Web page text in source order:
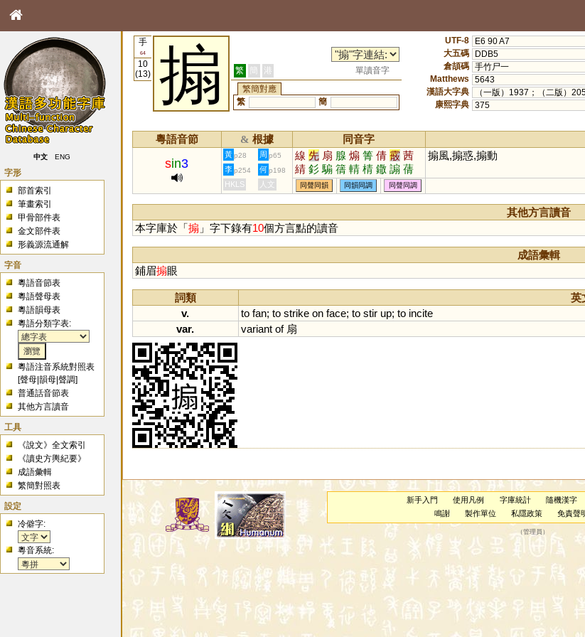
中文 ENG
字形
部首索引
筆畫索引
甲骨部件表
金文部件表
形義源流通解
字音
粵語音節表
粵語聲母表
粵語韻母表
粵語分類字表:
粵語注音系統對照表
[聲母 |韻母 |聲調]
普通話音節表
其他方言讀音
工具
《說文》全文索引
《讀史方輿紀要》
成語彙輯
繁簡對照表
設定
冷僻字:
粵音系統:
手
64
10
(13)
搧 繁 簡 港
單讀音字
繁簡對應
繁
簡
UTF-8
E6 90 A7
大五碼
DDB5
倉頡碼 手竹尸一
Matthews
5643
漢語大字典
（一版）1937；（二版）
康熙字典 375
粵語音節 & 根據 同音字
sin3
黃 p28 周 p65 線 先 扇 腺 煽 箐 倩 霰 茜
綪 釤 騸 篟 輤 棈 鏾 謆 蒨
搧風,搧惑,搧動
李 p254 何 p198
HKLS 人文 同聲同韻 同韻同調 同聲同調
其他方言讀音
本字庫於「 搧 」字下錄有10個方言點的讀音
成語彙輯
鋪眉搧眼
詞類
英
v.
to fan; to strike on face; to stir up; to incite
var.
variant of扇
新手入門 使用凡例 字庫統計 隨機漢字
鳴謝
製作單位 私隱政策 免責聲
（管理員 ）